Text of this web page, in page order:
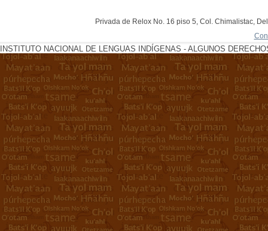
Privada de Relox No. 16 piso 5, Col. Chimalistac,
INSTITUTO NACIONAL DE LENGUAS INDÍGENAS - ALGUNOS